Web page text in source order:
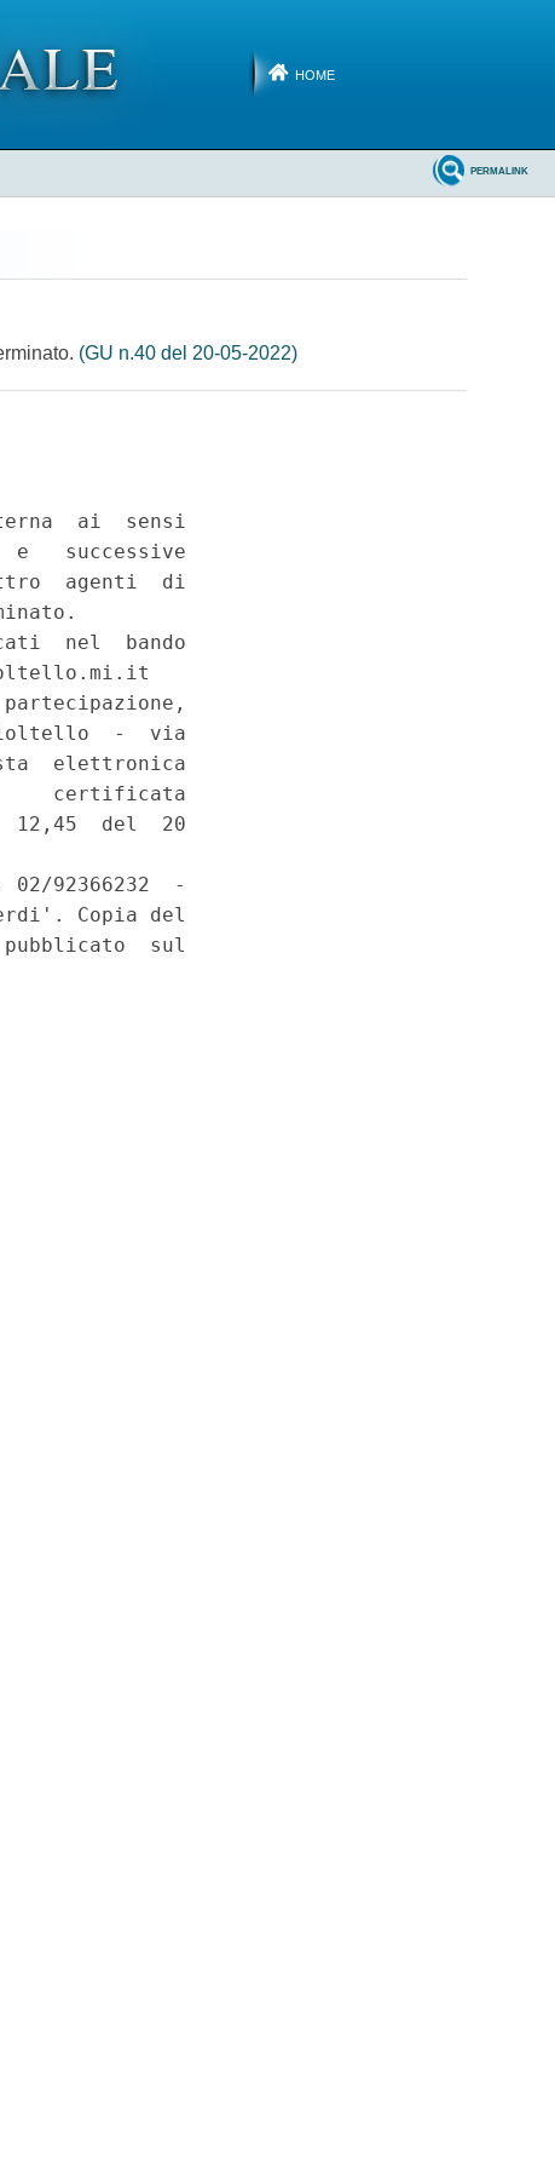
HOME
PERMALINK
(GU n.40 del 20-05-2022)